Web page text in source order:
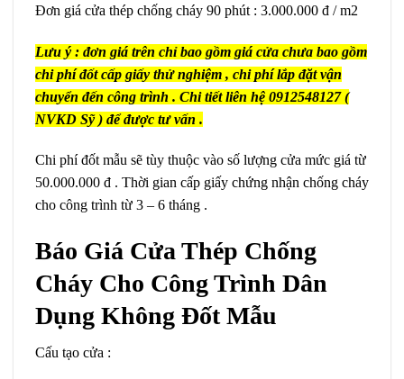
Đơn giá cửa thép chống cháy 90 phút : 3.000.000 đ / m2
Lưu ý : đơn giá trên chỉ bao gồm giá cửa chưa bao gồm
chi phí đốt cấp giấy thử nghiệm , chi phí lắp đặt vận
chuyển đến công trình . Chi tiết liên hệ 0912548127 (
NVKD Sỹ ) để được tư vấn .
Chi phí đốt mẫu sẽ tùy thuộc vào số lượng cửa mức giá từ
50.000.000 đ . Thời gian cấp giấy chứng nhận chống cháy
cho công trình từ 3 – 6 tháng .
Báo Giá Cửa Thép Chống
Cháy Cho Công Trình Dân
Dụng Không Đốt Mẫu
Cấu tạo cửa :